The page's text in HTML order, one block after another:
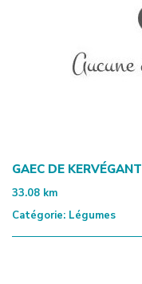
GAEC DE KERVÉGANT
33.08 km
Catégorie: Légumes